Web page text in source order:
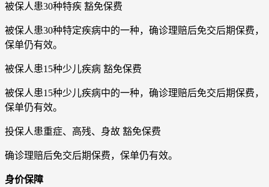
被保人患30种特疾 豁免保费
被保人患30种特定疾病中的一种，确诊理赔后免交后期保费，
保单仍有效。
被保人患15种少儿疾病 豁免保费
被保人患15种少儿疾病中的一种，确诊理赔后免交后期保费，
保单仍有效。
投保人患重症、高残、身故 豁免保费
确诊理赔后免交后期保费，保单仍有效。
身价保障